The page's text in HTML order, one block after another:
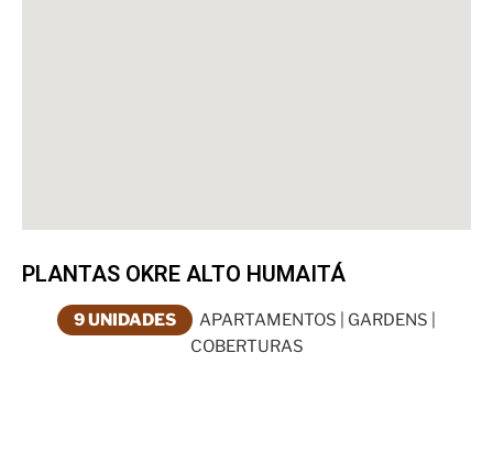
PLANTAS OKRE ALTO HUMAITÁ
9 UNIDADES
APARTAMENTOS | GARDENS |
COBERTURAS